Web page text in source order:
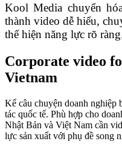
Kool Media chuyển
thành video dễ hiểu,
thể hiện năng lực rõ
Corporate video
Vietnam
Kể câu chuyện doanh nghiệp
tác quốc tế. Phù hợp cho
Nhật Bản và Việt Nam cần
lực sản xuất với phụ đề song